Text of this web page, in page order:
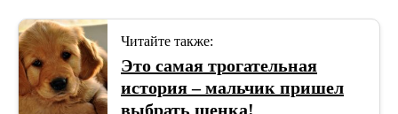
Читайте также:
Это самая трогательная
история – мальчик пришел
выбрать щенка!